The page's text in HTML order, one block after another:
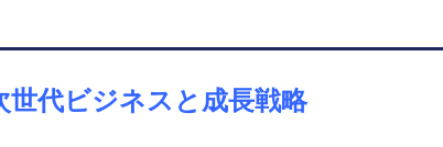
世代ビジネスと成長戦略